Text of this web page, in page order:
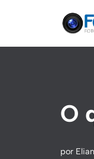
para
O
por